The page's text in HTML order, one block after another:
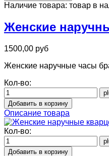
Наличие товара: товар в
Женские
1500,00 руб
Женские наручные часы
Кол-во:
Описание товара
Кол-во: